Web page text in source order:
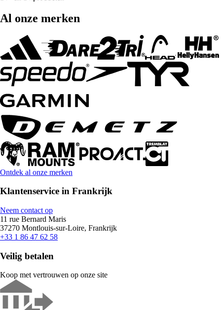
Al onze merken
Ontdek al onze merken
Klantenservice in Frankrijk
Neem contact op
11 rue Bernard Maris
37270 Montlouis-sur-Loire, Frankrijk
+33 1 86 47 62 58
Veilig betalen
Koop met vertrouwen op onze site